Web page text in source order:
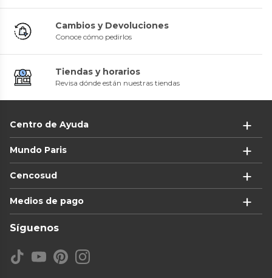
Cambios y Devoluciones
Conoce cómo pedirlos
Tiendas y horarios
Revisa dónde están nuestras tiendas
Centro de Ayuda
Mundo Paris
Cencosud
Medios de pago
Síguenos